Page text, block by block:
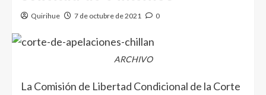
Quirihue 7 de octubre de 2021 0
ARCHIVO
La Comisión de Libertad Condicional de la Corte